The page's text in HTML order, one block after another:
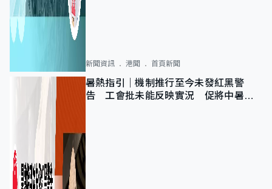
新聞資訊 港聞 首頁新聞
暑熱指引｜機制推行至今未發紅黑警
告 工會批未能反映實況 促將中暑列